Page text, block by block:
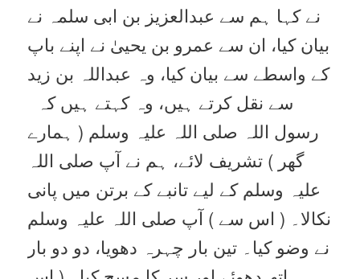
نے کہا ہم سے عبدالعزیز بن ابی سلمہ نے
بیان کیا، ان سے عمرو بن یحییٰ نے اپنے باپ
کے واسطے سے بیان کیا، وہ عبداللہ بن زید
سے نقل کرتے ہیں، وہ کہتے ہیں کہ
رسول اللہ صلی اللہ علیہ وسلم ( ہمارے
گھر ) تشریف لائے، ہم نے آپ صلی اللہ
علیہ وسلم کے لیے تانبے کے برتن میں پانی
نکالا۔ ( اس سے ) آپ صلی اللہ علیہ وسلم
نے وضو کیا۔ تین بار چہرہ دھویا، دو دو بار